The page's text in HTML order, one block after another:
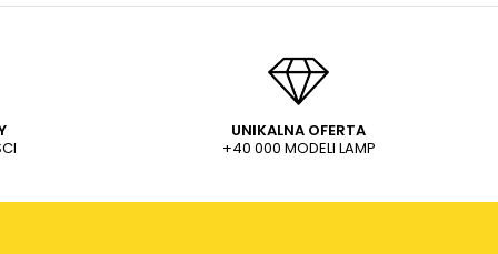
UNIKALNA OFERTA
+40 000 MODELI LAMP